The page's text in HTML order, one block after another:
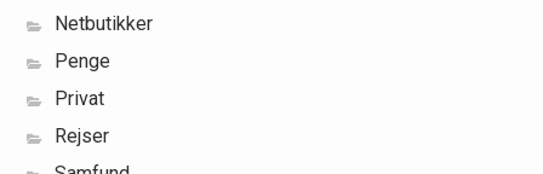
Netbutikker
Penge
Privat
Rejser